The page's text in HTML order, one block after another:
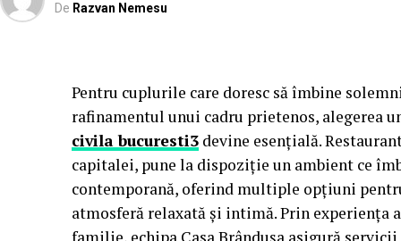
De Razvan Nemesu
Pentru cuplurile care doresc să îmbine
rafinamentul unui cadru prietenos, alegerea
civila bucuresti3 devine esențială.
capitalei, pune la dispoziție un ambient ce
contemporană, oferind multiple opțiuni
atmosferă relaxată și intimă. Prin experiența